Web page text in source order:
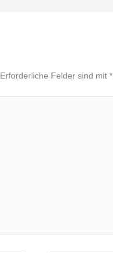
Erforderliche Felder sind mit*